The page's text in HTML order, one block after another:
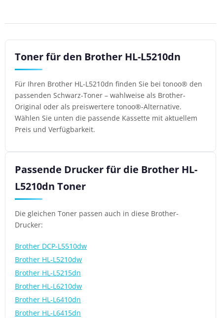
Toner für den Brother HL-L5210dn
Für Ihren Brother HL-L5210dn finden Sie bei tonoo® den
passenden Schwarz-Toner – wahlweise als Brother-
Original oder als preiswertere tonoo®-Alternative.
Wählen Sie unten die passende Kassette mit aktuellem
Preis und Verfügbarkeit.
Passende Drucker für die Brother HL-
L5210dn Toner
Die gleichen Toner passen auch in diese Brother-
Drucker:
Brother DCP-L5510dw
Brother HL-L5210dw
Brother HL-L5215dn
Brother HL-L6210dw
Brother HL-L6410dn
Brother HL-L6415dn